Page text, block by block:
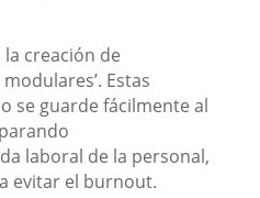
creación de
Estas
se guarde fácilmente al
laboral de la personal,
evitar el burnout.